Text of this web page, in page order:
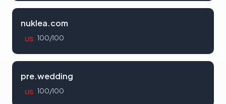
nuklea.com
US 100/100
pre.wedding
US 100/100